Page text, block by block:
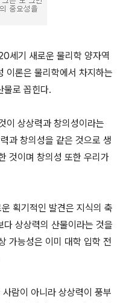
세기 새로운 물리학 양자역
이론은 물리학에서 차지하는
물로 꼽힌다.
이 상상력과 창의성이라는
과 창의성을 같은 것으로 생
것이며 창의성 또한 우리가
획기적인 발견은 지식의 축
상상력의 산물이라는 것을
가능성은 이미 대학 입학 전
람이 아니라 상상력이 풍부